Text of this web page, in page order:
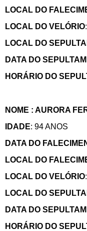
LOCAL DO
LOCAL DO VELÓRIO
LOCAL DO
DATA DO
HORÁRIO DO
NOME : AURORA
IDADE: 94 ANOS
DATA DO
LOCAL DO
LOCAL DO VELÓRIO
LOCAL DO
DATA DO
HORÁRIO DO